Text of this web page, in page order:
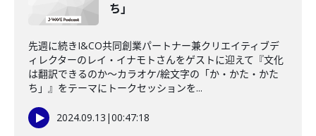
ち」
先週に続きI&CO共同創業パートナー兼クリエイティブデ
ィレクターのレイ・イナモトさんをゲストに迎えて『文化
は翻訳できるのか〜カラオケ/絵文字の「か・かた・かた
ち」』をテーマにトークセッションを...
2024.09.13 |00:47:18